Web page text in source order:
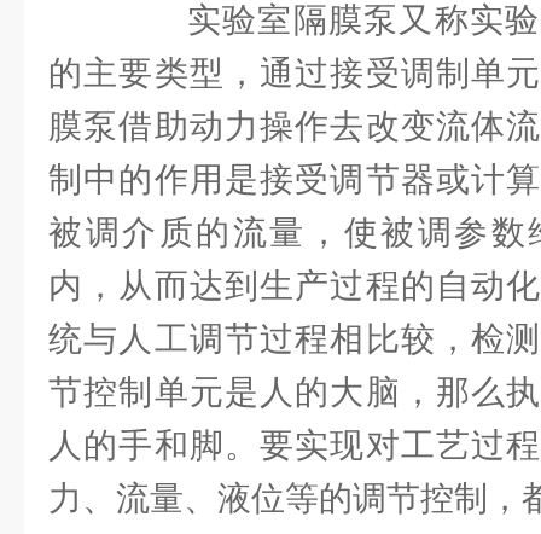
实验室隔膜泵又称实验
的主要类型，通过接受调制单
膜泵借助动力操作去改变流体
制中的作用是接受调节器或计
被调介质的流量，使被调参数
内，从而达到生产过程的自动
统与人工调节过程相比较，检
节控制单元是人的大脑，那么
人的手和脚。要实现对工艺过
力、流量、液位等的调节控制，